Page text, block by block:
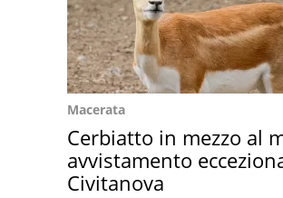
Macerata
Cerbiatto in mezzo al
avvistamento
Civitanova